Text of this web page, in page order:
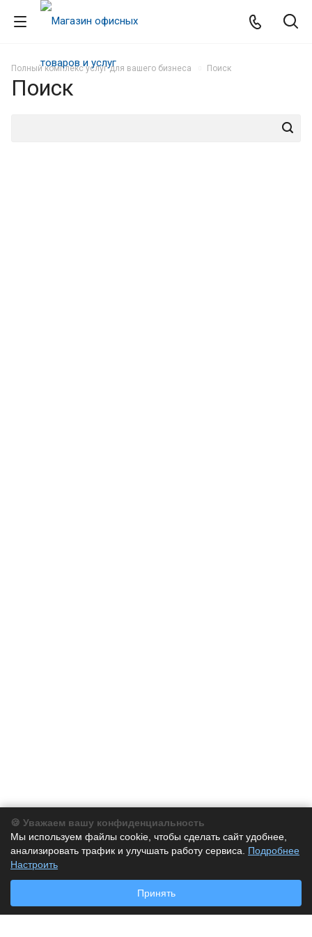
Полный комплекс услуг для вашего бизнеса Поиск
Поиск
Компания
Каталог
🍪 Уважаем вашу конфиденциальность
Мы используем файлы cookie, чтобы сделать сайт удобнее,
анализировать трафик и улучшать работу сервиса. Подробнее
Настроить
Принять